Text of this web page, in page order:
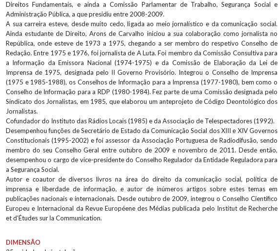
Direitos Fundamentais, e ainda a Comissão Parlamentar de Trabalho, Segurança Social e
Administração Pública, a que presidiu entre 2008-2009.
A sua carreira esteve, desde muito cedo, ligada ao meio jornalístico e da comunicação social.
Ainda estudante de Direito, Arons de Carvalho iniciou a sua colaboração como jornalista no
República, onde esteve de 1973 a 1975, chegando a ser membro do respetivo Conselho de
Redação. Entre 1975 e 1976, foi jornalista de A Luta. Foi membro da Comissão Consultiva para
a Informação da Emissora Nacional (1974-1975) e da Comissão de Elaboração da Lei de
Imprensa de 1975, designada pelo II Governo Provisório. Integrou o Conselho de Imprensa
(1975 e 1985-1988), os Conselhos de Informação para a Imprensa (1977-1980), bem como o
Conselho de Informação para a RDP (1980-1984). Fez parte de uma Comissão designada pelo
Sindicato dos Jornalistas, em 1985, que elaborou um anteprojeto de Código Deontológico dos
Jornalistas.
Cofundador do Instituto das Rádios Locais (1985) e da Associação de Telespectadores (1992).
Desempenhou funções de Secretário de Estado da Comunicação Social dos XIII e XIV Governos
Constitucionais (1995-2002) e foi assessor da Associação Portuguesa de Radiodifusão, sendo
membro do seu Conselho Geral entre outubro de 2009 e novembro de 2011. Desde então,
desempenhou o cargo de vice-presidente do Conselho Regulador da Entidade Reguladora para
a Segurança Social.
Autor e coautor de diversos livros na área do direito da comunicação social, política de
imprensa e liberdade de informação, e autor de inúmeros artigos sobre estes temas em
publicações nacionais e internacionais. Desde outubro de 2009, integrou o Conselho Científico
Europeu e Internacional da Revue Européene des Médias publicada pelo Institut de Recherche
et d’Études sur la Communication.
DIMENSÃO